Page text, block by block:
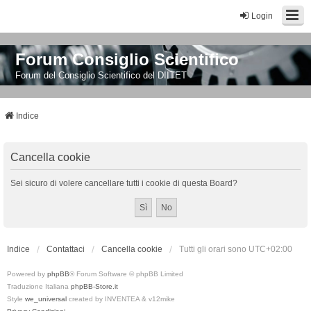
Login
Forum Consiglio Scientifico
Forum del Consiglio Scientifico del DIITET
Indice
Cancella cookie
Sei sicuro di volere cancellare tutti i cookie di questa Board?
Indice Contattaci Cancella cookie Tutti gli orari sono UTC+02:00
Powered by phpBB® Forum Software © phpBB Limited
Traduzione Italiana phpBB-Store.it
Style we_universal created by INVENTEA & v12mike